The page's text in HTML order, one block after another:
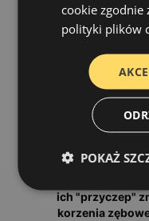
W większości
ich "przyczep"
korzenia
cookie zgodnie
polityki plików
POKAŻ